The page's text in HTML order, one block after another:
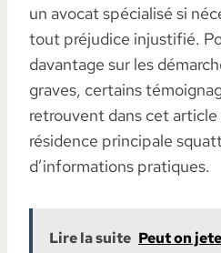
un avocat spécialisé si
tout préjudice injustifié.
davantage sur les
graves, certains
retrouvent dans cet article
résidence principale
d’informations pratiques.
Lire la suite Peut on